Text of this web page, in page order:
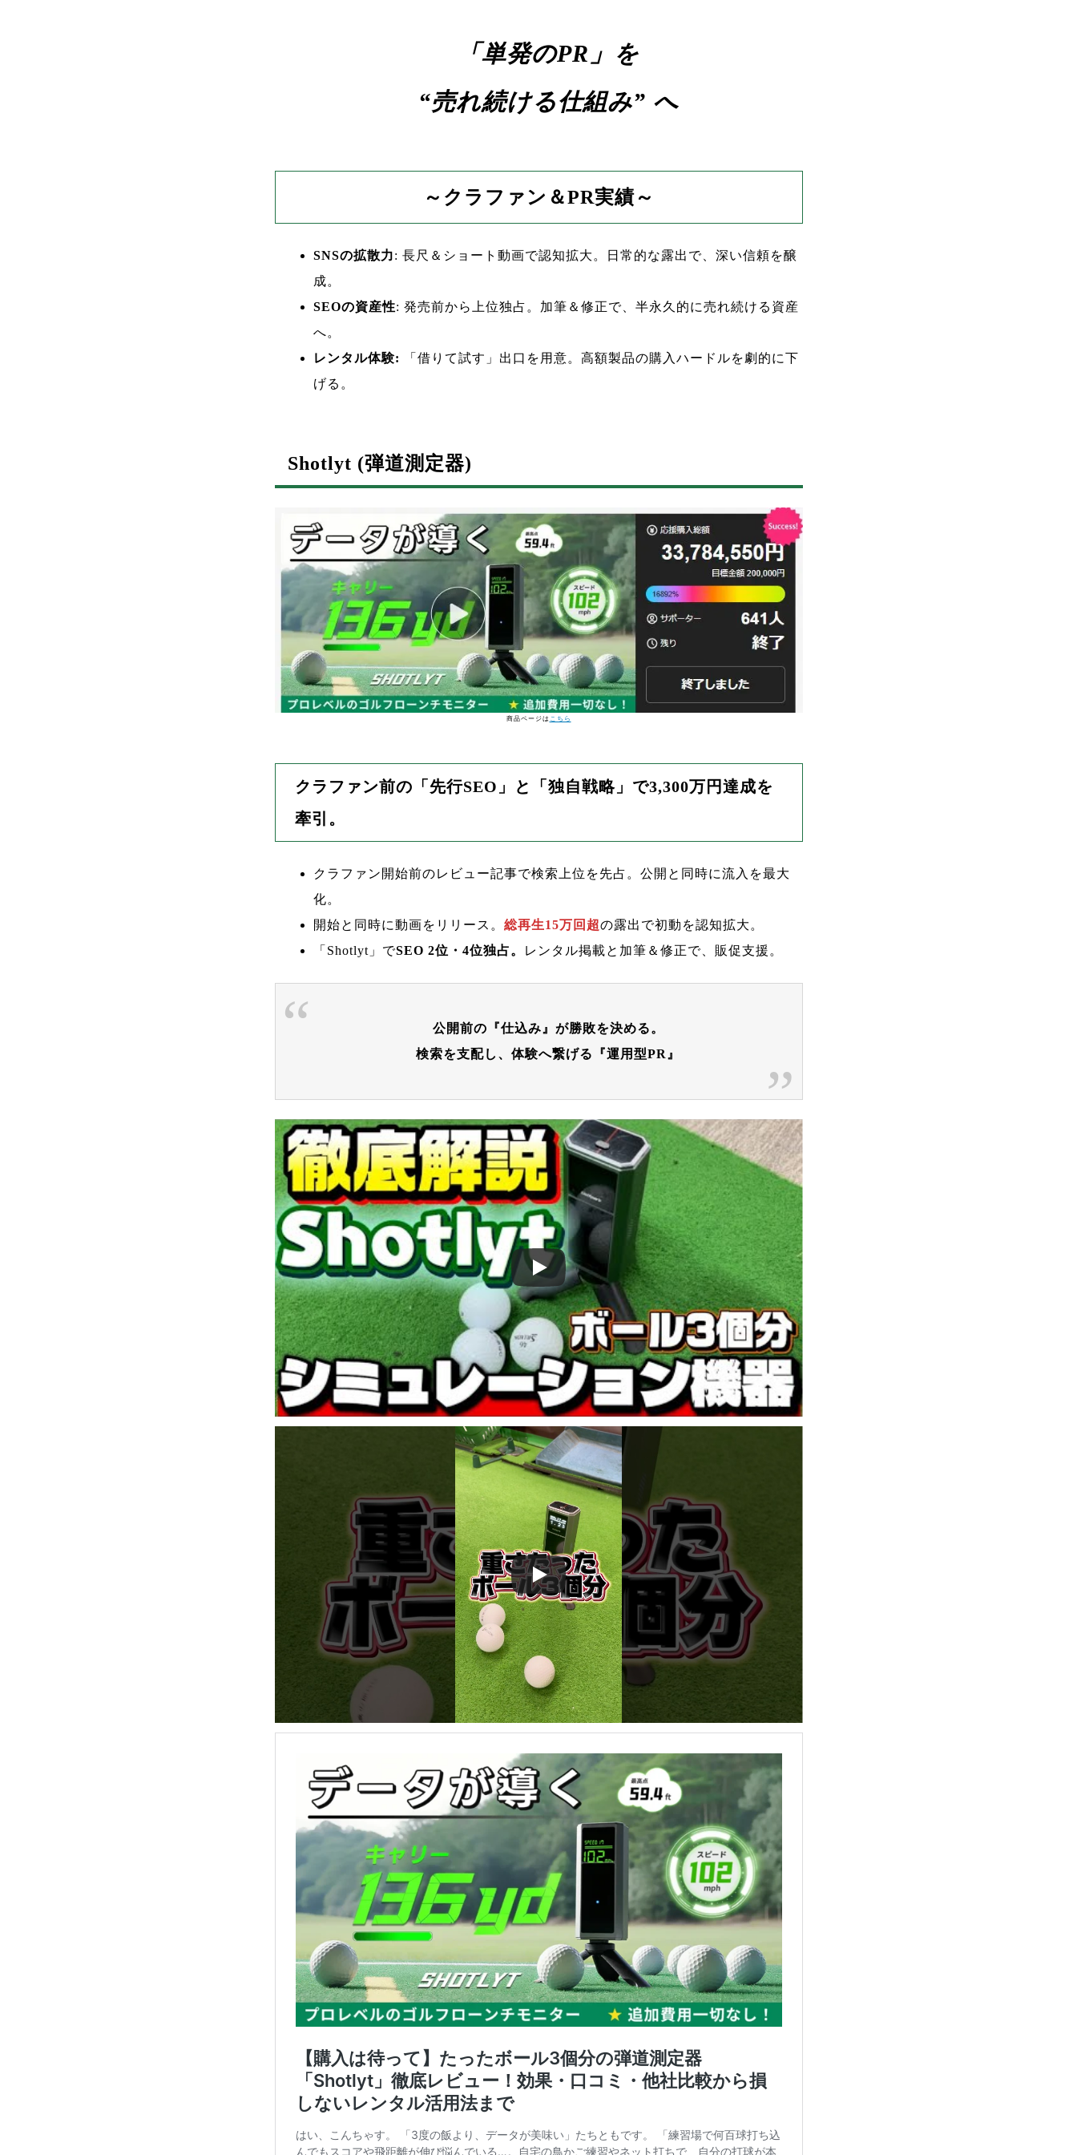
「単発のPR」を
“売れ続ける仕組み” へ
～クラファン＆PR実績～
SNSの拡散力: 長尺＆ショート動画で認知拡大。日常的な露出で、深い信頼を醸
成。
SEOの資産性: 発売前から上位独占。加筆＆修正で、半永久的に売れ続ける資産
へ。
レンタル体験:
「借りて試す」出口を用意。高額製品の購入ハードルを劇的に下
げる。
Shotlyt (弾道測定器)
商品ページは こちら
クラファン前の「先行SEO」と「独自戦略」で3,300万円達成を
牽引。
クラファン開始前のレビュー記事で検索上位を先占。公開と同時に流入を最大
化。
開始と同時に動画をリリース。 総再生15万回超の露出で初動を認知拡大。
「Shotlyt」でSEO 2位・4位独占。 レンタル掲載と加筆＆修正で、販促支援。
公開前の『仕込み』が勝敗を決める。
検索を支配し、体験へ繋げる『運用型PR』